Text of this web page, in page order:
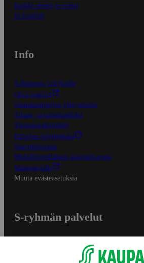
Kaikki ohjeet ja vinkit
In English
Info
S-Business yrityksille
Oiva-raportit
Osuuskauppojen yhteystiedot
Tilaus- ja toimitusehdot
Tietosuojakäytäntö
Palvelun käyttöehdot
Saavutettavuus
Mobiilisovelluksen saavutettavuus
Mainostajalle
Muuta evästeasetuksia
S-ryhmän palvelut